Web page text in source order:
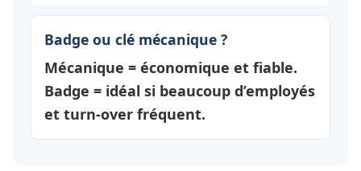
Badge ou clé mécanique ?
Mécanique = économique et fiable.
Badge = idéal si beaucoup d’employés
et turn-over fréquent.